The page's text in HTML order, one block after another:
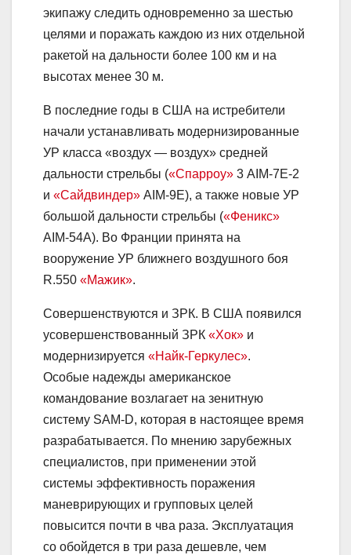
экипажу следить одновременно за шестью
целями и поражать каждою из них отдельной
ракетой на дальности более 100 км и на
высотах менее 30 м.
В последние годы в США на истребители
начали устанавливать модернизированные
УР класса «воздух — воздух» средней
дальности стрельбы («Спарроу» 3 AIM-7E-2
и «Сайдвиндер» AIM-9Е), а также новые УР
большой дальности стрельбы («Феникс»
AIM-54A). Во Франции принята на
вооружение УР ближнего воздушного боя
R.550 «Мажик».
Совершенствуются и ЗРК. В США появился
усовершенствованный ЗРК «Хок» и
модернизируется «Найк-Геркулес».
Особые надежды американское
командование возлагает на зенитную
систему SAM-D, которая в настоящее время
разрабатывается. По мнению зарубежных
специалистов, при применении этой
системы эффективность поражения
маневрирующих и групповых целей
повысится почти в чва раза. Эксплуатация
со обойдется в три раза дешевле, чем